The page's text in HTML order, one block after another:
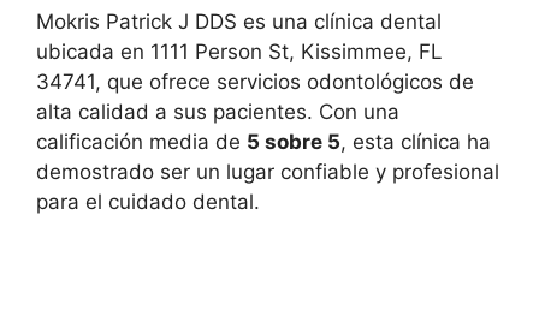
Mokris Patrick J DDS es una clínica dental
ubicada en 1111 Person St, Kissimmee, FL
34741, que ofrece servicios odontológicos de
alta calidad a sus pacientes. Con una
calificación media de 5 sobre 5, esta clínica ha
demostrado ser un lugar confiable y profesional
para el cuidado dental.